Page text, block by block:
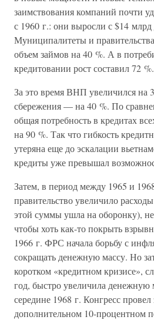
заимствования компаний почти
с 1960 г.: они выросли с $14
Муниципалитеты и
объем займов на 40 %. А в
кредитовании рост составил 72 %.
За это время ВНП увеличился на
сбережения — на 40 %. По
общая потребность в кредитах
на 90 %. Так что гибкость
утеряна еще до эскалации
кредиты уже превышал
Затем, в период между 1965 и
правительство увеличило
этой суммы ушла на оборонку),
чтобы хоть как-то покрыть
1966 г. ФРС начала борьбу с
сокращать денежную массу. Но
коротком «кредитном кризисе»,
год, быстро увеличила денежную
середине 1968 г. Конгресс провел
дополнительном 10-процентном